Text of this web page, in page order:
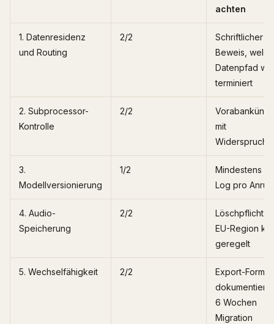
achten
1. Datenresidenz
und Routing
2/2
Schriftlicher
Beweis,
Datenpfad wo
terminiert
2. Subprocessor-
Kontrolle
2/2
mit
3.
Modellversionierung
1/2
Mindestens
Log pro Anruf
4. Audio-
Speicherung
2/2
Löschpflicht
EU-Region
geregelt
5. Wechselfähigkeit 2/2
Export-Format
dokumentiert,
6 Wochen
Migration